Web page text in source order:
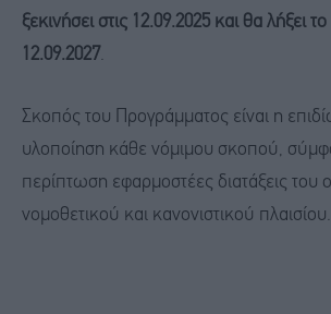
ξεκινήσει στις 12.09.2025 και θα λήξει
12.09.2027.
Σκοπός του Προγράμματος είναι η
υλοποίηση κάθε νόμιμου σκοπού,
περίπτωση εφαρμοστέες διατάξεις του
νομοθετικού και κανονιστικού πλαισίου.